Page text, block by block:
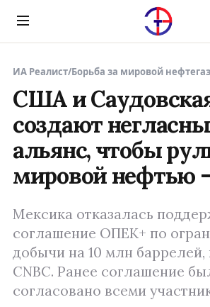
Menu
ИА Реалист/Борьба за мировой
США и
создают
альянс, чтобы
мировой нефтью
Мексика отказалась
соглашение ОПЕК+ по
добычи на 10 млн баррелей,
CNBC. Ранее соглашение
согласовано всеми